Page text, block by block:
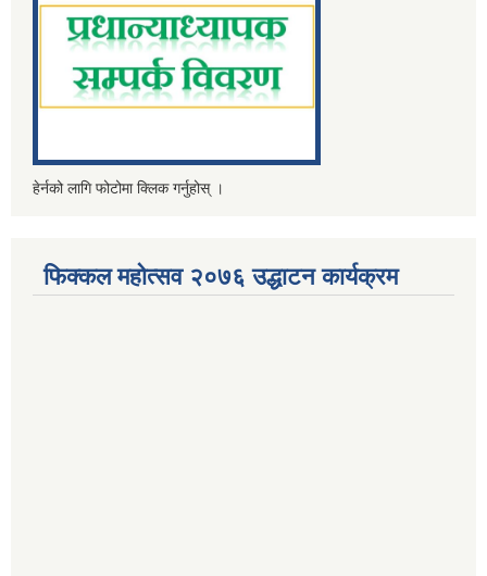
हेर्नको लागि फोटोमा क्लिक गर्नुहोस् ।
फिक्कल महोत्सव २०७६ उद्धाटन कार्यक्रम